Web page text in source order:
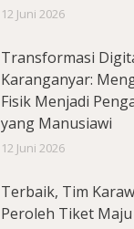
12 Juni 2026
Transformasi
Karanganyar:
Fisik Menjadi
yang Manusiawi
12 Juni 2026
Terbaik, Tim
Peroleh Tiket